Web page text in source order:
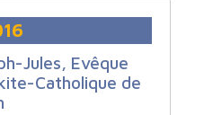
Jules, Evêque
Catholique de